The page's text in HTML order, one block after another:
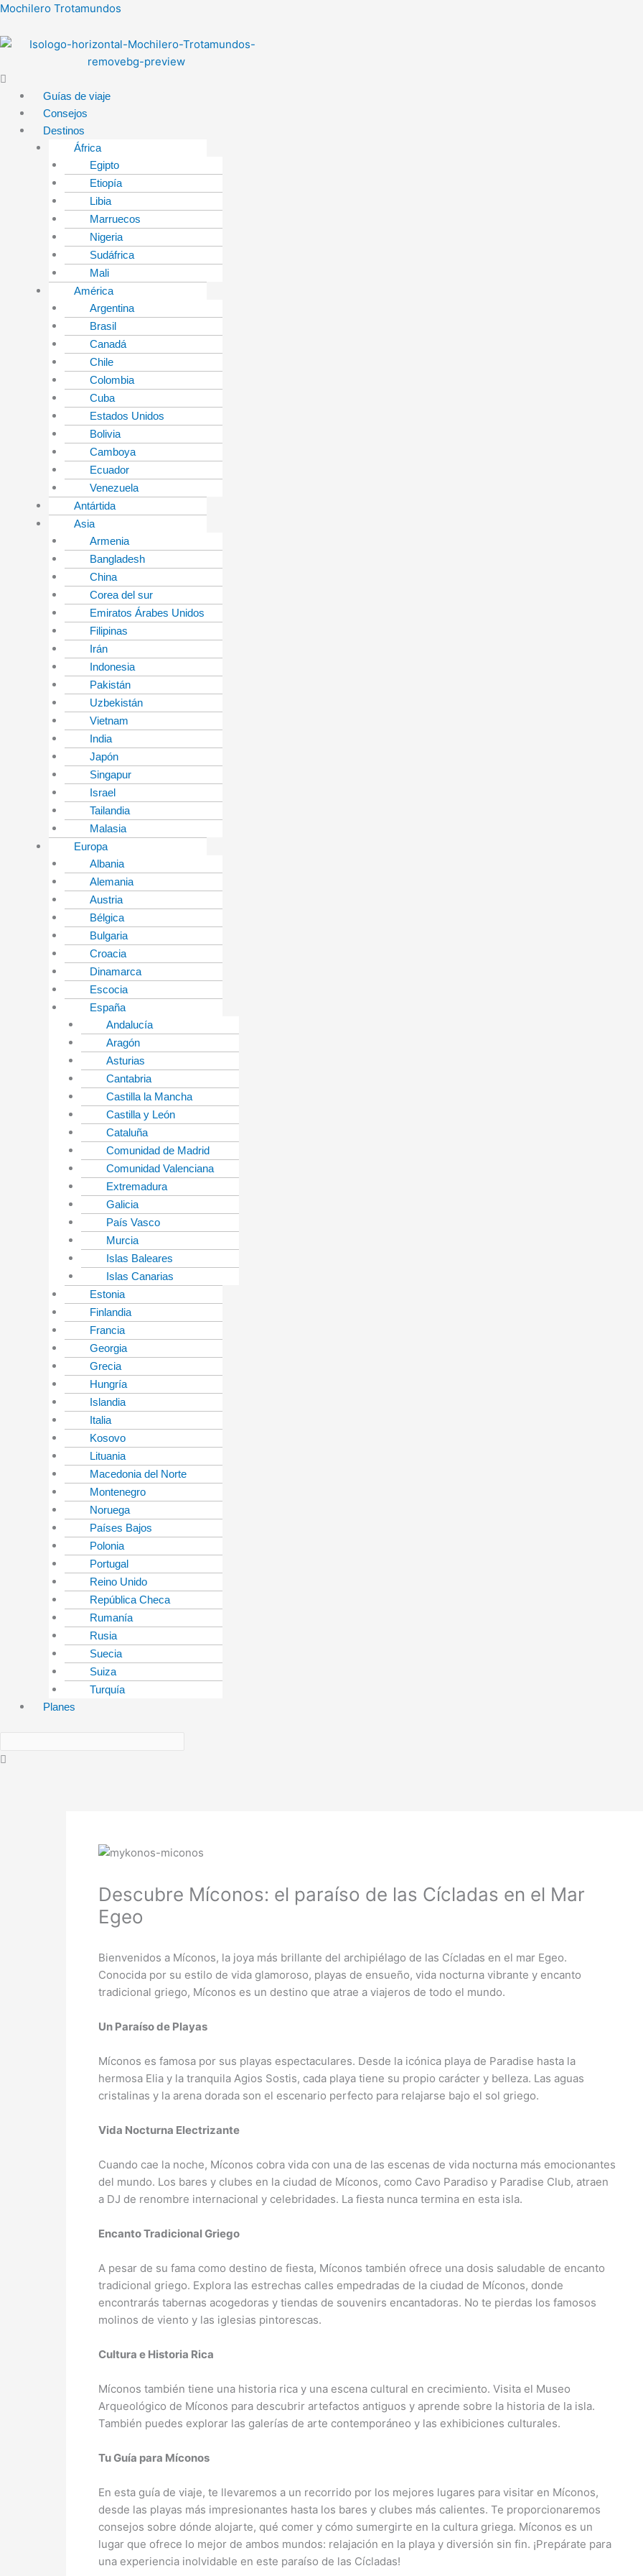
Ir
contenido
Mochilero Trotamundos
Menú
Guías de viaje
Consejos
Destinos
África
Egipto
Etiopía
Libia
Marruecos
Nigeria
Sudáfrica
Mali
América
Argentina
Brasil
Canadá
Chile
Colombia
Cuba
Estados Unidos
Bolivia
Camboya
Ecuador
Venezuela
Antártida
Asia
Armenia
Bangladesh
China
Corea del sur
Emiratos Árabes Unidos
Filipinas
Irán
Indonesia
Pakistán
Uzbekistán
Vietnam
India
Japón
Singapur
Israel
Tailandia
Malasia
Europa
Albania
Alemania
Austria
Bélgica
Bulgaria
Croacia
Dinamarca
Escocia
España
Andalucía
Aragón
Asturias
Cantabria
Castilla la Mancha
Castilla y León
Cataluña
Comunidad de Madrid
Comunidad Valenciana
Extremadura
Galicia
País Vasco
Murcia
Islas Baleares
Islas Canarias
Estonia
Finlandia
Francia
Georgia
Grecia
Hungría
Islandia
Italia
Kosovo
Lituania
Macedonia del Norte
Montenegro
Noruega
Países Bajos
Polonia
Portugal
Reino Unido
República Checa
Rumanía
Rusia
Suecia
Suiza
Turquía
Planes
Descubre Míconos: el paraíso de las Cícladas en el Mar
Egeo
Bienvenidos a Míconos, la joya más brillante del archipiélago de las Cícladas en el mar Egeo.
Conocida por su estilo de vida glamoroso, playas de ensueño, vida nocturna vibrante y encanto
tradicional griego, Míconos es un destino que atrae a viajeros de todo el mundo.
Un Paraíso de Playas
Míconos es famosa por sus playas espectaculares. Desde la icónica playa de Paradise hasta la
hermosa Elia y la tranquila Agios Sostis, cada playa tiene su propio carácter y belleza. Las aguas
cristalinas y la arena dorada son el escenario perfecto para relajarse bajo el sol griego.
Vida Nocturna Electrizante
Cuando cae la noche, Míconos cobra vida con una de las escenas de vida nocturna más emocionantes
del mundo. Los bares y clubes en la ciudad de Míconos, como Cavo Paradiso y Paradise Club, atraen
a DJ de renombre internacional y celebridades. La fiesta nunca termina en esta isla.
Encanto Tradicional Griego
A pesar de su fama como destino de fiesta, Míconos también ofrece una dosis saludable de encanto
tradicional griego. Explora las estrechas calles empedradas de la ciudad de Míconos, donde
encontrarás tabernas acogedoras y tiendas de souvenirs encantadoras. No te pierdas los famosos
molinos de viento y las iglesias pintorescas.
Cultura e Historia Rica
Míconos también tiene una historia rica y una escena cultural en crecimiento. Visita el Museo
Arqueológico de Míconos para descubrir artefactos antiguos y aprende sobre la historia de la isla.
También puedes explorar las galerías de arte contemporáneo y las exhibiciones culturales.
Tu Guía para Míconos
En esta guía de viaje, te llevaremos a un recorrido por los mejores lugares para visitar en Míconos,
desde las playas más impresionantes hasta los bares y clubes más calientes. Te proporcionaremos
consejos sobre dónde alojarte, qué comer y cómo sumergirte en la cultura griega. Míconos es un
lugar que ofrece lo mejor de ambos mundos: relajación en la playa y diversión sin fin. ¡Prepárate para
una experiencia inolvidable en este paraíso de las Cícladas!